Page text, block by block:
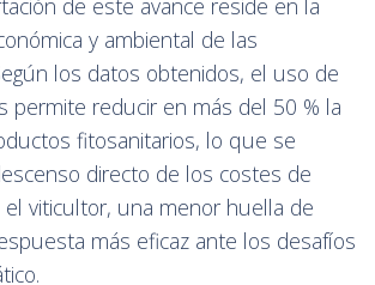
de este avance reside en la
y ambiental de las
los datos obtenidos, el uso de
permite reducir en más del 50 % la
fitosanitarios, lo que se
directo de los costes de
el viticultor, una menor huella de
más eficaz ante los desafíos